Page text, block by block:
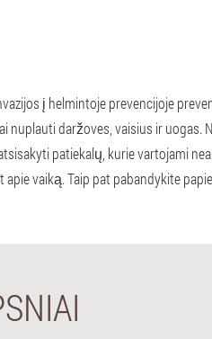
į helmintoje prevencijoje
daržoves, vaisius ir uogas.
patiekalų, kurie vartojami
vaiką. Taip pat pabandykite